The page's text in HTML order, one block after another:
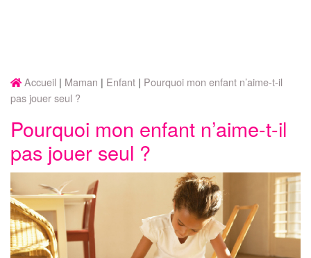
Accueil Maman Enfant
Pourquoi mon enfant n’aime-t-il
pas jouer seul ?
Pourquoi mon enfant n’aime-t-il
pas jouer seul ?